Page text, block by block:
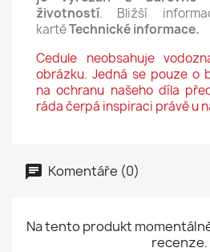
životností. Bližší
kartěTechnické informace.
Cedule neobsahuje
obrázku. Jedná se pouze o
na ochranu našeho díla
ráda čerpá inspiraci právě u
Komentáře (0)
Na tento produkt
recenze.